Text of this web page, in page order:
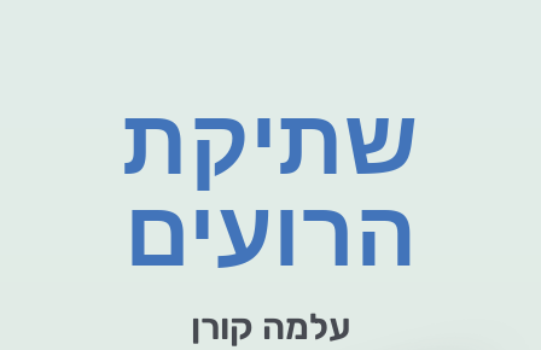
שתיקת
הרועים
עלמה קורן